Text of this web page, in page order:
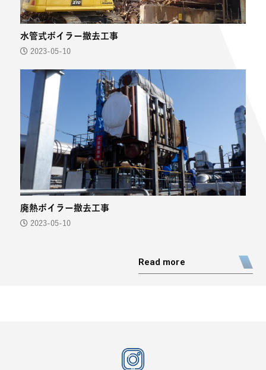
水管式ボイラー撤去工事
2023-05-10
廃熱ボイラー撤去工事
2023-05-10
Read more